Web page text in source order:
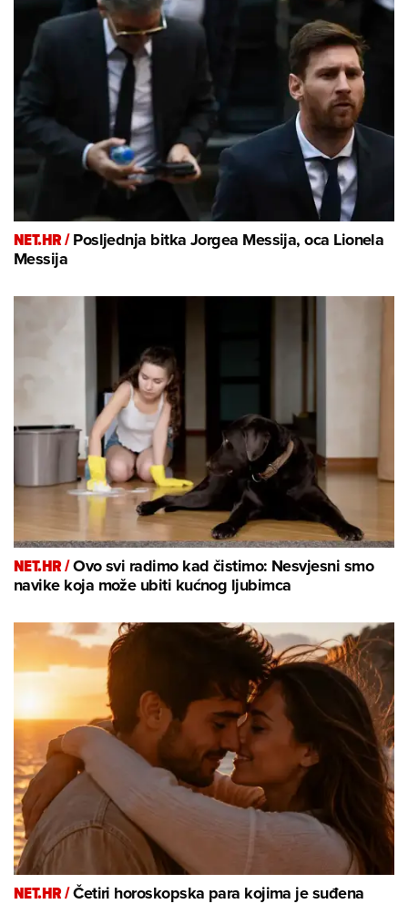
NET.HR /Posljednja bitka Jorgea Messija, oca Lionela
Messija
NET.HR /Ovo svi radimo kad čistimo: Nesvjesni smo
navike koja može ubiti kućnog ljubimca
NET.HR /Četiri horoskopska para kojima je suđena